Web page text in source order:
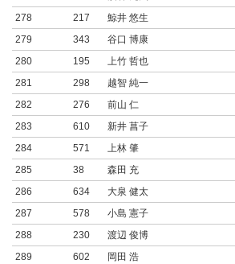
278
217 鯨井 悠生
279
343 谷口 博康
280
195 上竹 哲也
281
298 越智 純一
282
276 前山 仁
283
610 新井 菖子
284
571 上林 肇
285
38 森田 充
286
634 大泉 健太
287
578 小島 憲子
288
230 渡辺 俊博
289
602 岡田 浩